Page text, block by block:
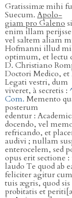
Gratissimæ mihi
Suecum. Apolo-
giam pro Galeno
enim illam
vel saltem aliam
Hofmanni illud
optimum, et lectu
D. Christiano
Doctori Medico,
Legati vestri, dum
viveret, à secretis :
Com. Memento
posterum
edentur :
docendo, vel
refricando, et
audivi ; nullam
enterocelem, sed
opus erit sectione :
laudo Te quod ab
feliciter agitur cum
tuis ægris, quod
probitatis et